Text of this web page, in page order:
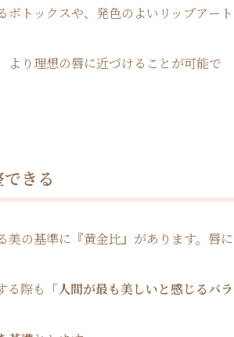
ボトックスや、発色のよいリップアート
より理想の唇に近づけることが可能で
きる
美の基準に『黄金比』があります。唇に
る際も 「人間が最も美しいと感じるバラ